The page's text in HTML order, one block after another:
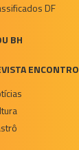
DF
BH
ENCONTRO